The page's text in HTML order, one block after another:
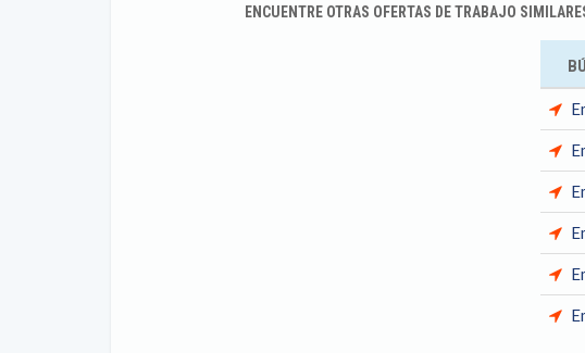
ENCUENTRE OTRAS OFERTAS DE TRABAJO